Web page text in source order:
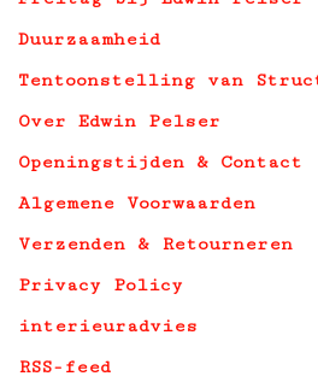
Duurzaamheid
Tentoonstelling van
Over Edwin Pelser
Openingstijden & Contact
Algemene Voorwaarden
Verzenden & Retourneren
Privacy Policy
interieuradvies
RSS-feed